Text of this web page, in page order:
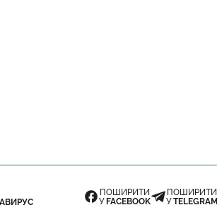
ПОШИРИТИ
У FACEBOOK
ПОШИРИТИ
УTELEGRAM